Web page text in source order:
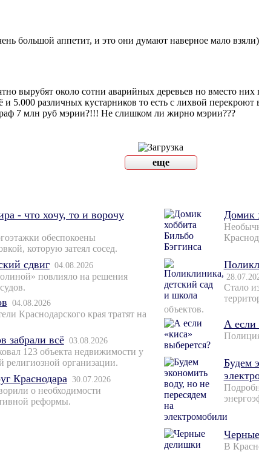
большой аппетит, и это они думают наверное мало
вырубят около сотни аварийных деревьев но вместо
5.000 различных кустарников то есть с лихвой
7 млн руб мэрии?!!! Не слишком ли жирно мэрии???
еще
- что хочу, то и ворочу
обеспокоены
которую затеял сосед.
сдвиг 04.08.2026
повлияло на решения
04.08.2026
Краснодарского края тратят на
забрали всё 03.08.2026
123 объекта недвижимости у
религиозной организации.
Краснодара 30.07.2026
о необходимости
реформы.
Домик
Стало
объектов.
А если
Будем
В